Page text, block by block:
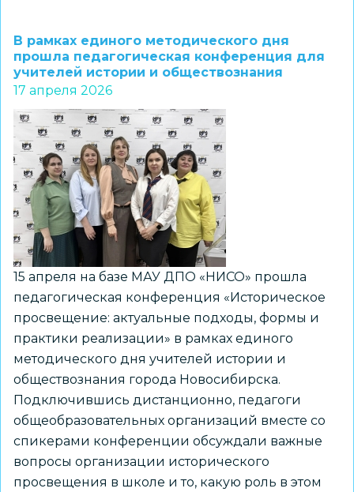
ученики
воссоздали
события
200-
летней
давности,
посвятив
мероприятие
подвигу
жен
декабристов
В рамках единого методического дня
прошла педагогическая конференция для
учителей истории и обществознания
17 апреля 2026
15 апреля на базе МАУ ДПО «НИСО» прошла
педагогическая конференция «Историческое
просвещение: актуальные подходы, формы и
практики реализации» в рамках единого
методического дня учителей истории и
обществознания города Новосибирска.
Подключившись дистанционно, педагоги
общеобразовательных организаций вместе со
спикерами конференции обсуждали важные
вопросы организации исторического
просвещения в школе и то, какую роль в этом